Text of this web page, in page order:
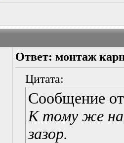
Ответ: монтаж
Цитата:
Сообщение
К тому же на
зазор.